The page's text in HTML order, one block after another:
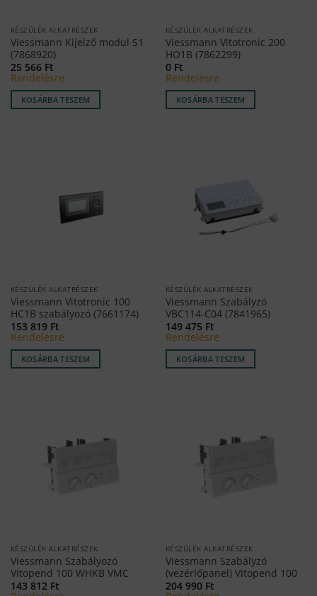
KÉSZÜLÉK ALKATRÉSZEK
Viessmann Kijelző modul S1
(7868920)
25 566 Ft
Rendelésre
KOSÁRBA TESZEM
KÉSZÜLÉK ALKATRÉSZEK
Viessmann Vitotronic 200
HO1B (7862299)
0 Ft
Rendelésre
KOSÁRBA TESZEM
KÉSZÜLÉK ALKATRÉSZEK
Viessmann Vitotronic 100
HC1B szabályozó (7661174)
153 819 Ft
Rendelésre
KOSÁRBA TESZEM
KÉSZÜLÉK ALKATRÉSZEK
Viessmann Szabályzó
VBC114-C04 (7841965)
149 475 Ft
Rendelésre
KOSÁRBA TESZEM
KÉSZÜLÉK ALKATRÉSZEK
Viessmann Szabályozó
Vitopend 100 WHKB VMC
143 812 Ft
KÉSZÜLÉK ALKATRÉSZEK
Viessmann Szabályzó
(vezérlőpanel) Vitopend 100
204 990 Ft